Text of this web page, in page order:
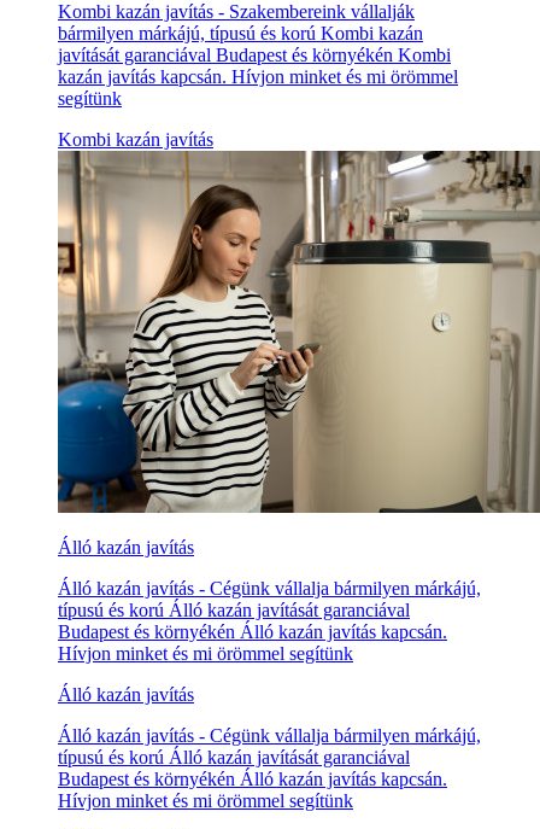
Kombi kazán javítás - Szakembereink vállalják
bármilyen márkájú, típusú és korú Kombi kazán
javítását garanciával Budapest és környékén Kombi
kazán javítás kapcsán. Hívjon minket és mi örömmel
segítünk
Kombi kazán javítás
Álló kazán javítás
Álló kazán javítás - Cégünk vállalja bármilyen márkájú,
típusú és korú Álló kazán javítását garanciával
Budapest és környékén Álló kazán javítás kapcsán.
Hívjon minket és mi örömmel segítünk
Álló kazán javítás
Álló kazán javítás - Cégünk vállalja bármilyen márkájú,
típusú és korú Álló kazán javítását garanciával
Budapest és környékén Álló kazán javítás kapcsán.
Hívjon minket és mi örömmel segítünk